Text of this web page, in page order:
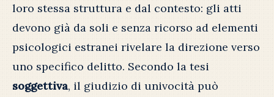
loro stessa struttura e dal contesto: gli atti
devono già da soli e senza ricorso ad elementi
psicologici estranei rivelare la direzione verso
uno specifico delitto. Secondo la tesi
soggettiva, il giudizio di univocità può